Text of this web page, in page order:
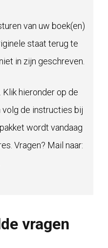
van uw boek(en)
staat terug te
in zijn geschreven.
hieronder op de
volg de instructies bij
wordt vandaag
Vragen? Mail naar:
vragen